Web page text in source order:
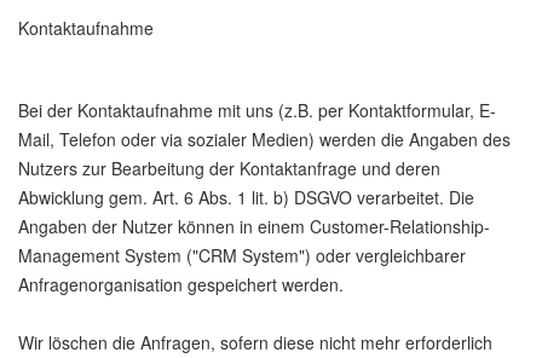
Kontaktaufnahme
Bei der Kontaktaufnahme mit uns (z.B. per Kontaktformular, E-
Mail, Telefon oder via sozialer Medien) werden die Angaben des
Nutzers zur Bearbeitung der Kontaktanfrage und deren
Abwicklung gem. Art. 6 Abs. 1 lit. b) DSGVO verarbeitet. Die
Angaben der Nutzer können in einem Customer-Relationship-
Management System ("CRM System") oder vergleichbarer
Anfragenorganisation gespeichert werden.
Wir löschen die Anfragen, sofern diese nicht mehr erforderlich